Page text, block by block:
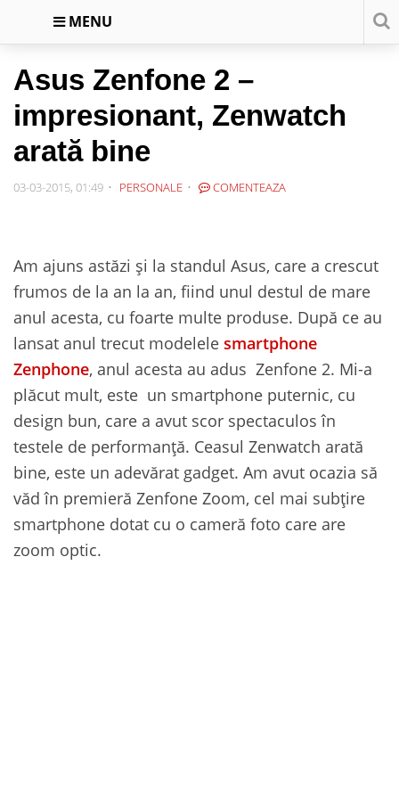
MENU
Asus Zenfone 2 –
impresionant, Zenwatch
arată bine
03-03-2015, 01:49 PERSONALE COMENTEAZA
Am ajuns astăzi și la standul Asus, care a crescut
frumos de la an la an, fiind unul destul de mare
anul acesta, cu foarte multe produse. După ce au
lansat anul trecut modelele smartphone
Zenphone, anul acesta au adus Zenfone 2. Mi-a
plăcut mult, este un smartphone puternic, cu
design bun, care a avut scor spectaculos în
testele de performanță. Ceasul Zenwatch arată
bine, este un adevărat gadget. Am avut ocazia să
văd în premieră Zenfone Zoom, cel mai subțire
smartphone dotat cu o cameră foto care are
zoom optic.